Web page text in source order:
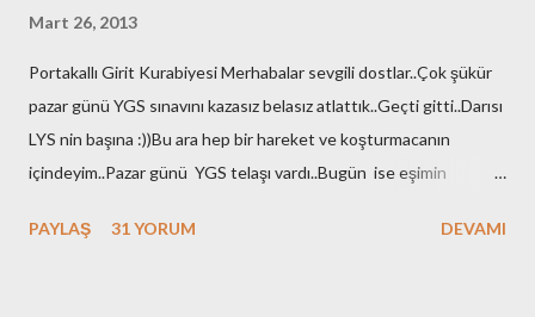
Mart 26, 2013
Portakallı Girit Kurabiyesi Merhabalar sevgili dostlar..Çok şükür
pazar günü YGS sınavını kazasız belasız atlattık..Geçti gitti..Darısı
LYS nin başına :))Bu ara hep bir hareket ve koşturmacanın
içindeyim..Pazar günü YGS telaşı vardı..Bugün ise eşimin
yaptırdık..Perşembe günü de safra kesesi ameliyatı
PAYLAŞ 31 YORUM DEVAMI